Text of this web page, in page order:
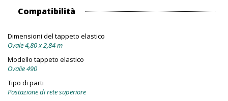
Compatibilità
Dimensioni del tappeto elastico
Ovale 4,80 x 2,84 m
Modello tappeto elastico
Ovalie 490
Tipo di parti
Postazione di rete superiore